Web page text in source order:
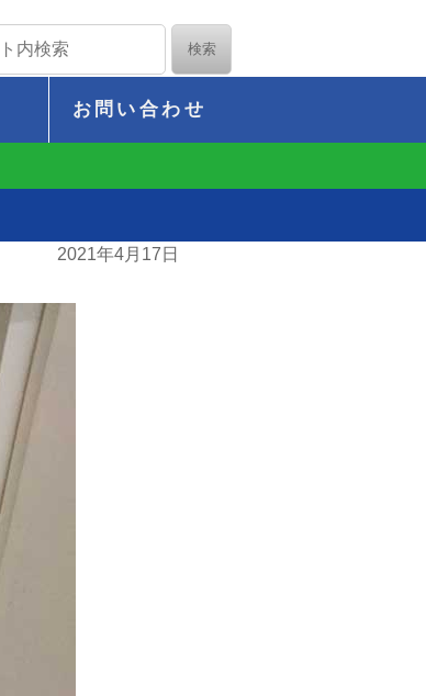
お問い合わせ
2021年4月17日